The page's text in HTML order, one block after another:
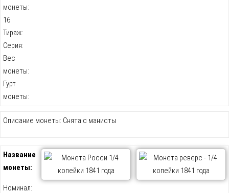
монеты:
16
Тираж:
Серия:
Вес
монеты:
Гурт
монеты:
Описание монеты: Снята с манисты
Название
монеты:
Номинал: